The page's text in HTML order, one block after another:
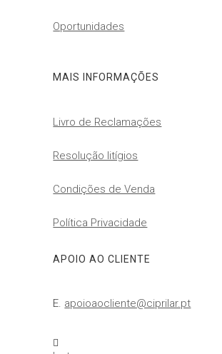
Oportunidades
MAIS INFORMAÇÕES
Livro de Reclamações
Resolução litígios
Condições de Venda
Política Privacidade
APOIO AO CLIENTE
E. apoioaocliente@ciprilar.pt
